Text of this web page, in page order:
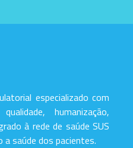
especializado com
humanização,
à rede de saúde SUS
saúde dos pacientes.